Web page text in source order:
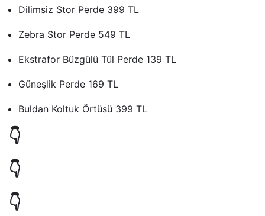
Dilimsiz Stor Perde 399 TL
Zebra Stor Perde 549 TL
Ekstrafor Büzgülü Tül Perde 139 TL
Güneşlik Perde 169 TL
Buldan Koltuk Örtüsü 399 TL
👇
👇
👇